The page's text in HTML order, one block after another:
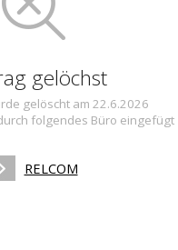
gelöchst
gelöscht am 22.6.2026
folgendes Büro eingefügt
RELCOM